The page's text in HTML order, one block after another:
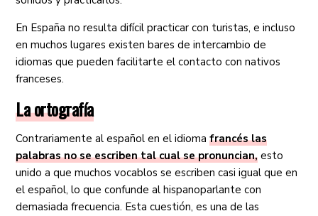
En España no resulta difícil practicar con turistas, e incluso
en muchos lugares existen bares de intercambio de
idiomas que pueden facilitarte el contacto con nativos
franceses.
La ortografía
Contrariamente al español en el idiomafrancés las
palabras no se escriben tal cual se pronuncian, esto
unido a que muchos vocablos se escriben casi igual que en
el español, lo que confunde al hispanoparlante con
demasiada frecuencia. Esta cuestión, es una de las